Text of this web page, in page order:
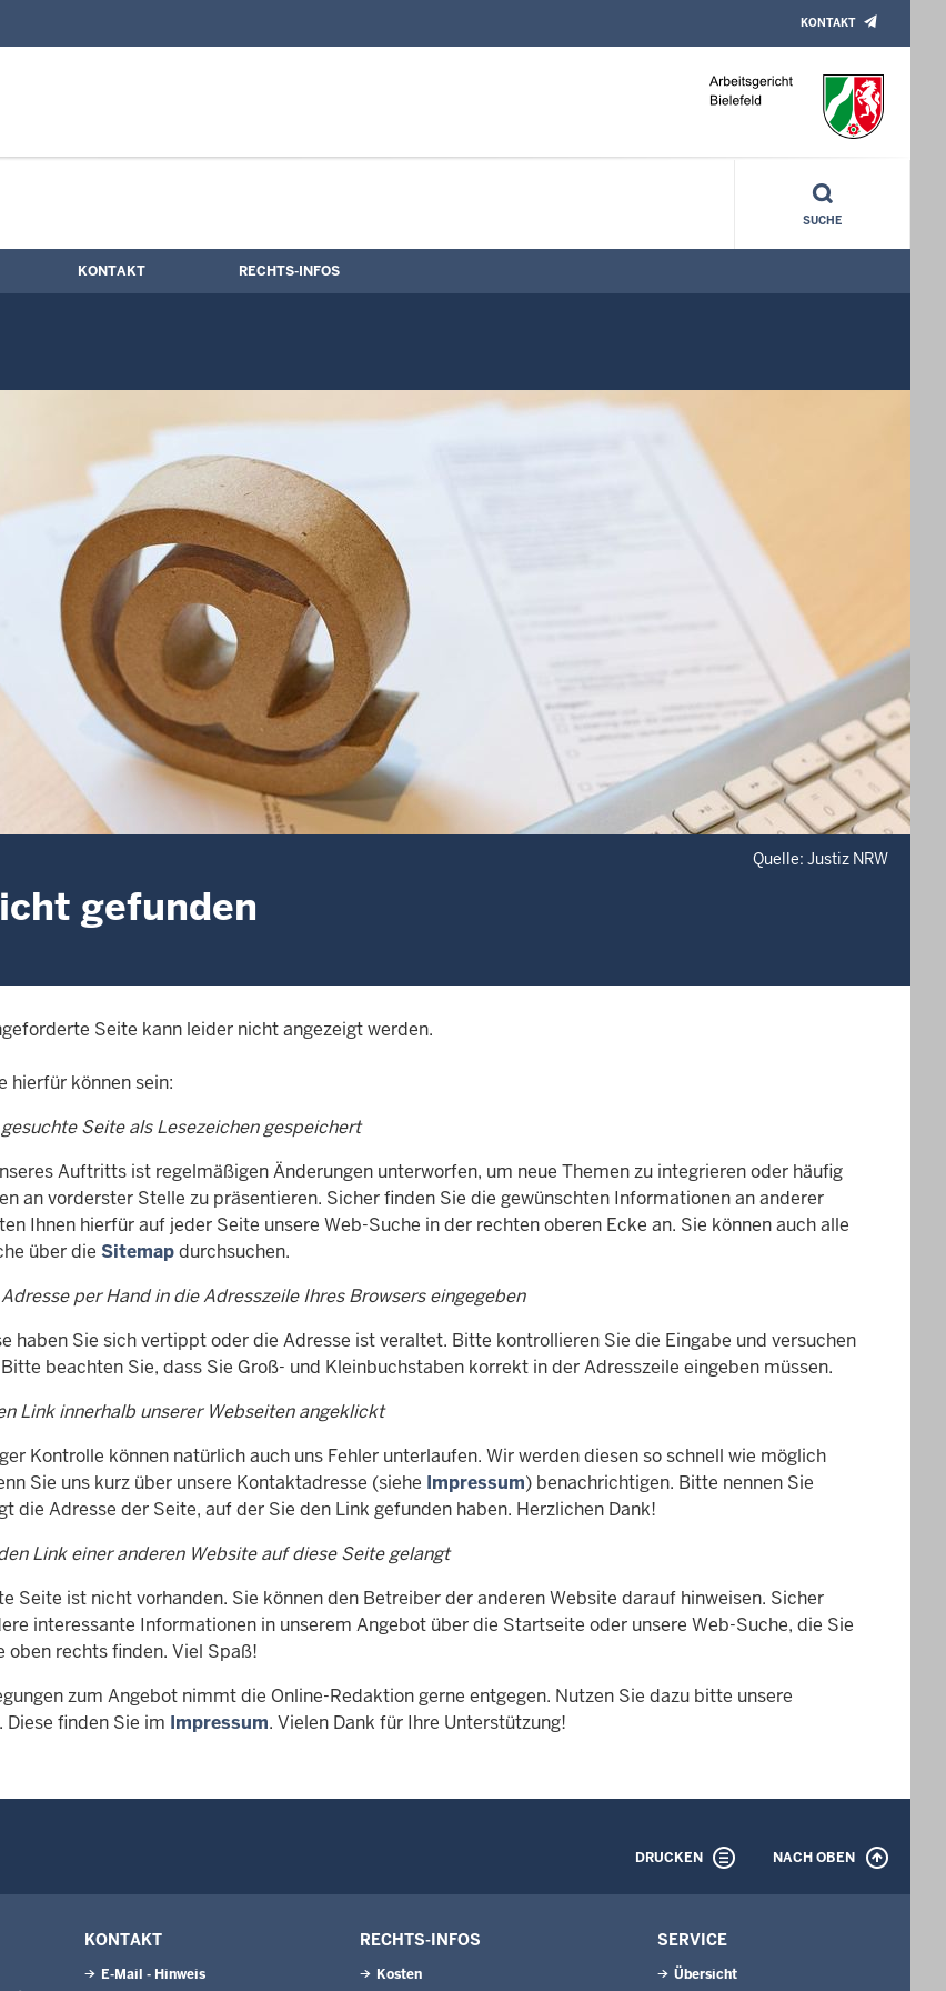
KONTAKT
SUCHE
KONTAKT RECHTS-INFOS
Quelle: Justiz NRW
gefunden
Seite kann leider nicht angezeigt werden.
hierfür können sein:
Seite als Lesezeichen gespeichert
Auftritts ist regelmäßigen Änderungen unterworfen, um neue Themen zu integrieren oder häufig
an vorderster Stelle zu präsentieren. Sicher finden Sie die gewünschten Informationen an anderer
Ihnen hierfür auf jeder Seite unsere Web-Suche in der rechten oberen Ecke an. Sie können auch alle
über die Sitemapdurchsuchen.
per Hand in die Adresszeile Ihres Browsers eingegeben
haben Sie sich vertippt oder die Adresse ist veraltet. Bitte kontrollieren Sie die Eingabe und versuchen
beachten Sie, dass Sie Groß- und Kleinbuchstaben korrekt in der Adresszeile eingeben müssen.
Link innerhalb unserer Webseiten angeklickt
Kontrolle können natürlich auch uns Fehler unterlaufen. Wir werden diesen so schnell wie möglich
Sie uns kurz über unsere Kontaktadresse (siehe Impressum) benachrichtigen. Bitte nennen Sie
die Adresse der Seite, auf der Sie den Link gefunden haben. Herzlichen Dank!
Link einer anderen Website auf diese Seite gelangt
Seite ist nicht vorhanden. Sie können den Betreiber der anderen Website darauf hinweisen. Sicher
interessante Informationen in unserem Angebot über die Startseite oder unsere Web-Suche, die Sie
oben rechts finden. Viel Spaß!
zum Angebot nimmt die Online-Redaktion gerne entgegen. Nutzen Sie dazu bitte unsere
finden Sie im Impressum. Vielen Dank für Ihre Unterstützung!
DRUCKEN NACH OBEN
KONTAKT
E-Mail - Hinweis
RECHTS-INFOS
Kosten
SERVICE
Übersicht